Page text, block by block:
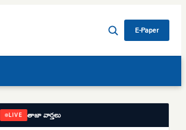
E-Paper
LIVE తాజా వార్తలు